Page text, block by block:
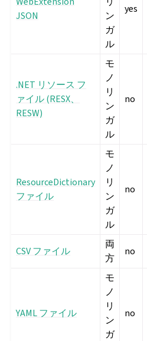
JSON
ン
ガ
ル
yes
.NET リソース フ
ァイル (RESX、
RESW)
モ
ノ
リ
ン
ガ
ル
no
ResourceDictionary
ファイル
モ
ノ
リ
ン
ガ
ル
no
CSV ファイル
両
方
no
YAML ファイル
モ
ノ
リ
ン
ガ
no